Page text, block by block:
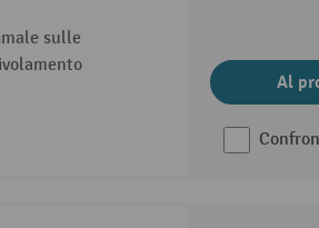
sulle
Al